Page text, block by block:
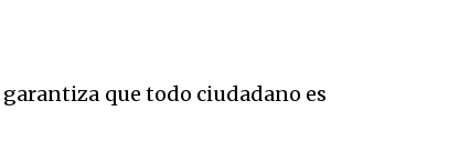
que todo ciudadano es